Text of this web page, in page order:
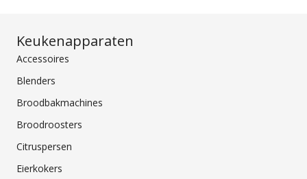
Keukenapparaten
Accessoires
Blenders
Broodbakmachines
Broodroosters
Citruspersen
Eierkokers